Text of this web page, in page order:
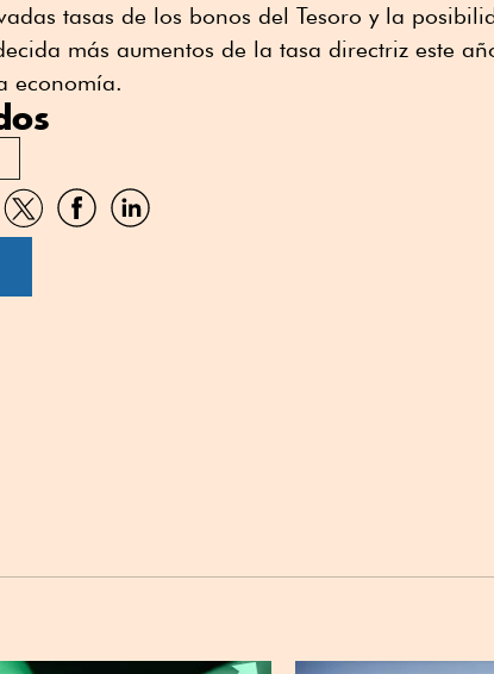
tasas de los bonos del Tesoro y la
más aumentos de la tasa directriz este
economía.
Compartir
por
CompartirCompartir